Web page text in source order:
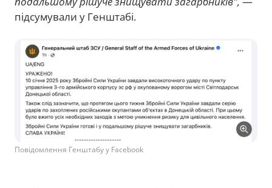
підсумували у Генштабі.
Повідомлення Генштабу у Facebook